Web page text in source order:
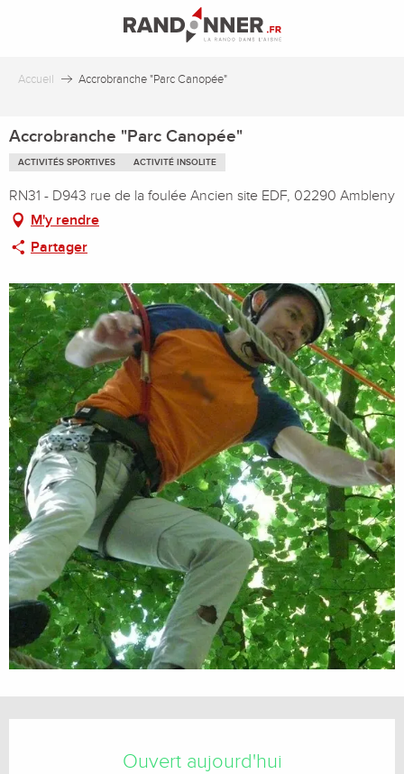
principal
Accueil Accrobranche "Parc Canopée"
Accrobranche "Parc Canopée"
ACTIVITÉS SPORTIVES ACTIVITÉ INSOLITE
RN31 - D943 rue de la foulée Ancien site EDF, 02290 Ambleny
M'y rendre
Partager
Ouvert aujourd'hui